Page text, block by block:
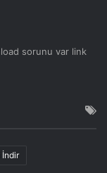
sorunu var link
İndir